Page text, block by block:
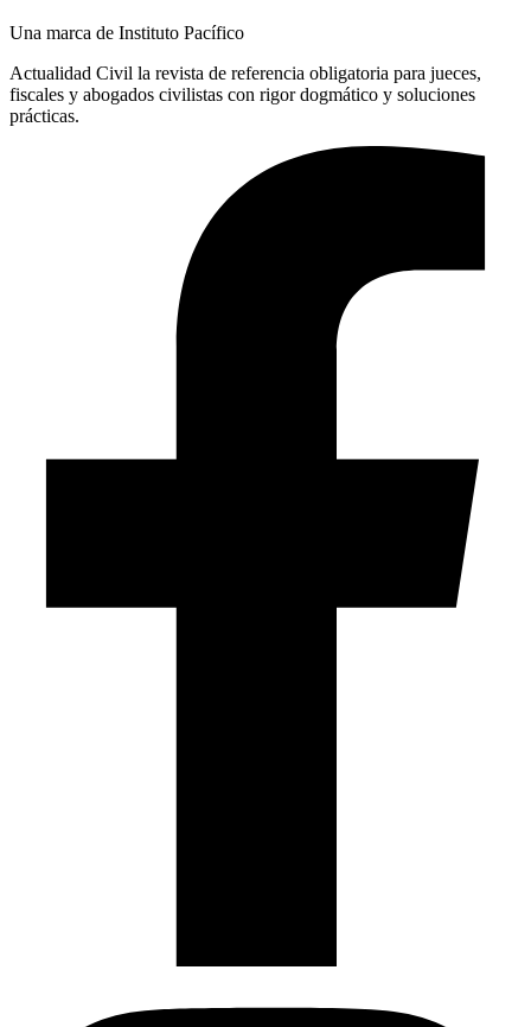
Una marca de Instituto Pacífico
Actualidad Civil la revista de referencia obligatoria para jueces,
fiscales y abogados civilistas con rigor dogmático y soluciones
prácticas.